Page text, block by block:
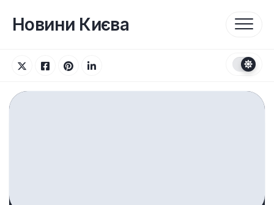
вмістуНовини Києва